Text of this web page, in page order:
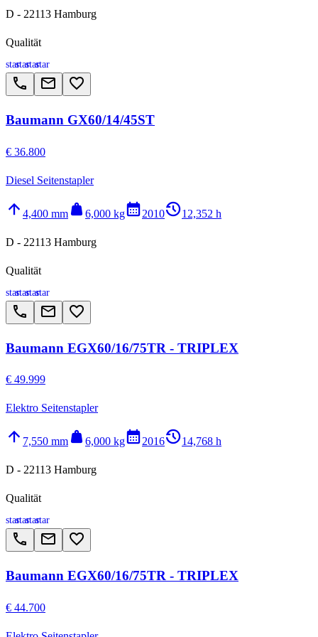
D - 22113 Hamburg
Qualität
starstarstarstar
call email favorite_border
Baumann GX60/14/45ST
€ 36.800
Diesel Seitenstapler
arrow_upward 4,400 mm weight 6,000 kgcalendar_month2010history_212,352 h
D - 22113 Hamburg
Qualität
starstarstarstar
call email favorite_border
Baumann EGX60/16/75TR - TRIPLEX
€ 49.999
Elektro Seitenstapler
arrow_upward 7,550 mm weight 6,000 kgcalendar_month2016history_214,768 h
D - 22113 Hamburg
Qualität
starstarstarstar
call email favorite_border
Baumann EGX60/16/75TR - TRIPLEX
€ 44.700